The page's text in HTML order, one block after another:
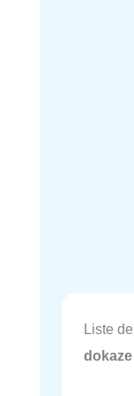
Liste
dokaze